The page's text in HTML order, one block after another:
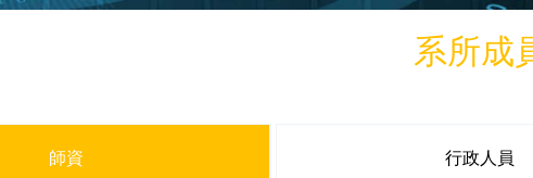
系所成
師資 行政人員